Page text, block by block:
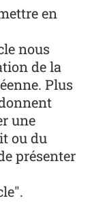
en
nous
de la
Plus
une
ou du
présenter